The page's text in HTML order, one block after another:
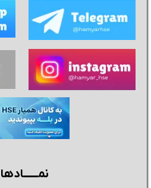
نمــــــادها